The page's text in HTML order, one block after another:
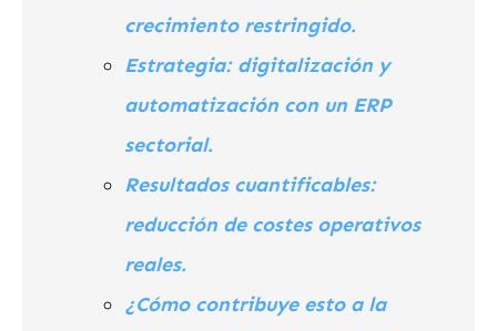
crecimiento restringido.
Estrategia: digitalización y
automatización con un ERP
sectorial.
Resultados cuantificables:
reducción de costes operativos
reales.
¿Cómo contribuye esto a la